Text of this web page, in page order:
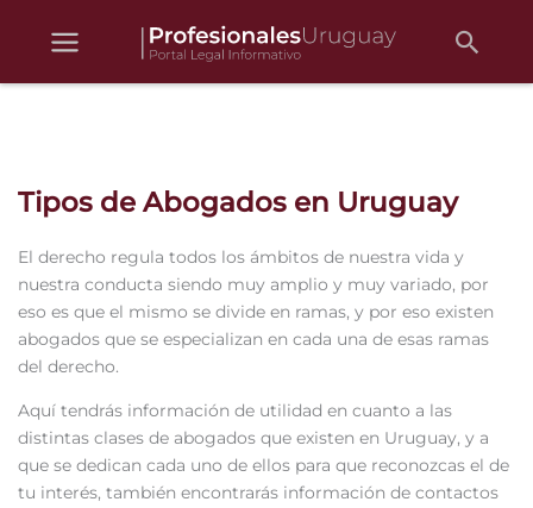
Tipos de Abogados en Uruguay
El derecho regula todos los ámbitos de nuestra vida y
nuestra conducta siendo muy amplio y muy variado, por
eso es que el mismo se divide en ramas, y por eso existen
abogados que se especializan en cada una de esas ramas
del derecho.
Aquí tendrás información de utilidad en cuanto a las
distintas clases de abogados que existen en Uruguay, y a
que se dedican cada uno de ellos para que reconozcas el de
tu interés, también encontrarás información de contactos